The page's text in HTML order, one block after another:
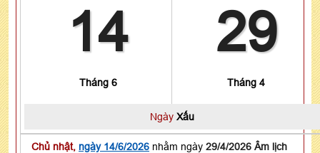
14
Tháng 6
29
Tháng 4
Ngày Xấu
Chủ nhật, ngày 14/6/2026 nhằm ngày 29/4/2026 Âm lịch